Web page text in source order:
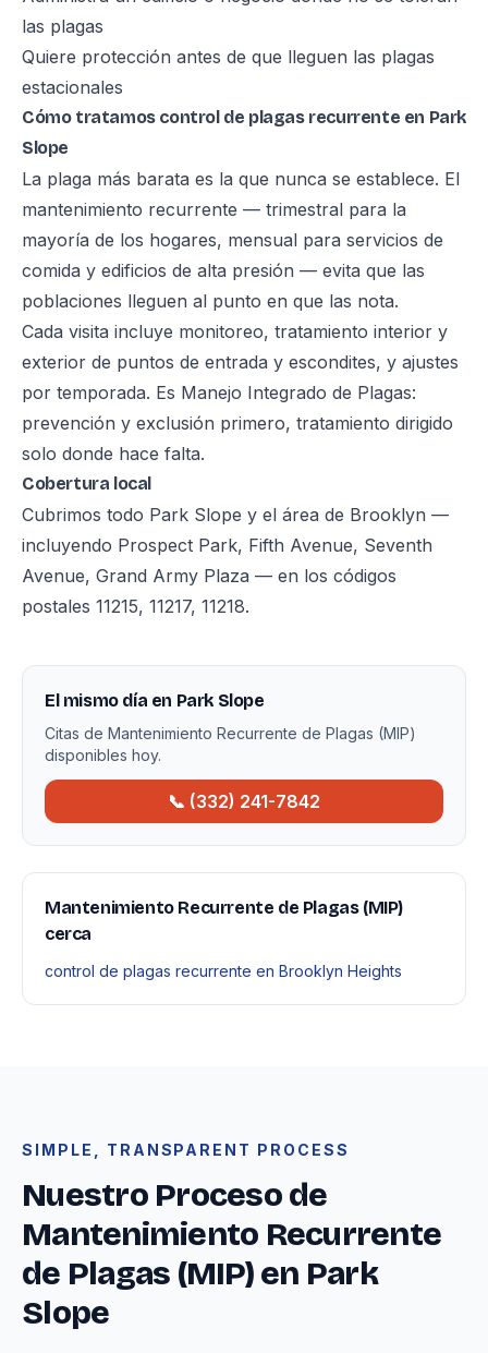
las plagas
Quiere protección antes de que lleguen las plagas
estacionales
Cómo tratamos control de plagas recurrente en Park
Slope
La plaga más barata es la que nunca se establece. El
mantenimiento recurrente — trimestral para la
mayoría de los hogares, mensual para servicios de
comida y edificios de alta presión — evita que las
poblaciones lleguen al punto en que las nota.
Cada visita incluye monitoreo, tratamiento interior y
exterior de puntos de entrada y escondites, y ajustes
por temporada. Es Manejo Integrado de Plagas:
prevención y exclusión primero, tratamiento dirigido
solo donde hace falta.
Cobertura local
Cubrimos todo Park Slope y el área de Brooklyn —
incluyendo Prospect Park, Fifth Avenue, Seventh
Avenue, Grand Army Plaza — en los códigos
postales 11215, 11217, 11218.
El mismo día en Park Slope
Citas de Mantenimiento Recurrente de Plagas (MIP)
disponibles hoy.
📞 (332) 241-7842
Mantenimiento Recurrente de Plagas (MIP)
cerca
control de plagas recurrente en Brooklyn Heights
SIMPLE, TRANSPARENT PROCESS
Nuestro Proceso de
Mantenimiento Recurrente
de Plagas (MIP) en Park
Slope